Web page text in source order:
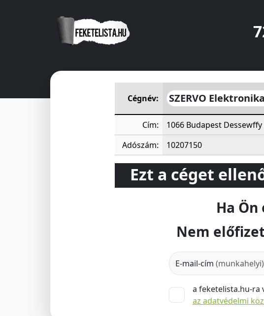
SZERVO Elektronikai és
Cégnév:
SZERVO
Cím:
1066 Budapest Dessewffy
Adószám:
10207150
Ezt a céget
Ha
Nem
E-mail-cím (munkahelyi)
a feketelista.hu-ra
az adatvédelmi